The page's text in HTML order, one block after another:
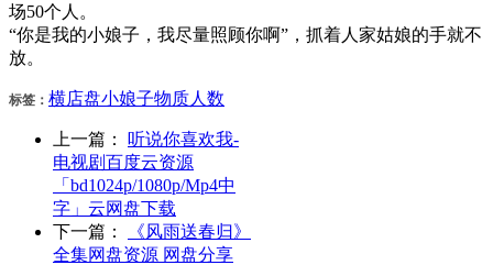
场50个人。
“你是我的小娘子，我尽量照顾你啊”，抓着人家姑娘的手就不
放。
标签： 横店盘小娘子物质人数
上一篇：
听说你喜欢我-
电视剧百度云资源
「bd1024p/1080p/Mp4中
字」云网盘下载
下一篇：
《风雨送春归》
全集网盘资源 网盘分享